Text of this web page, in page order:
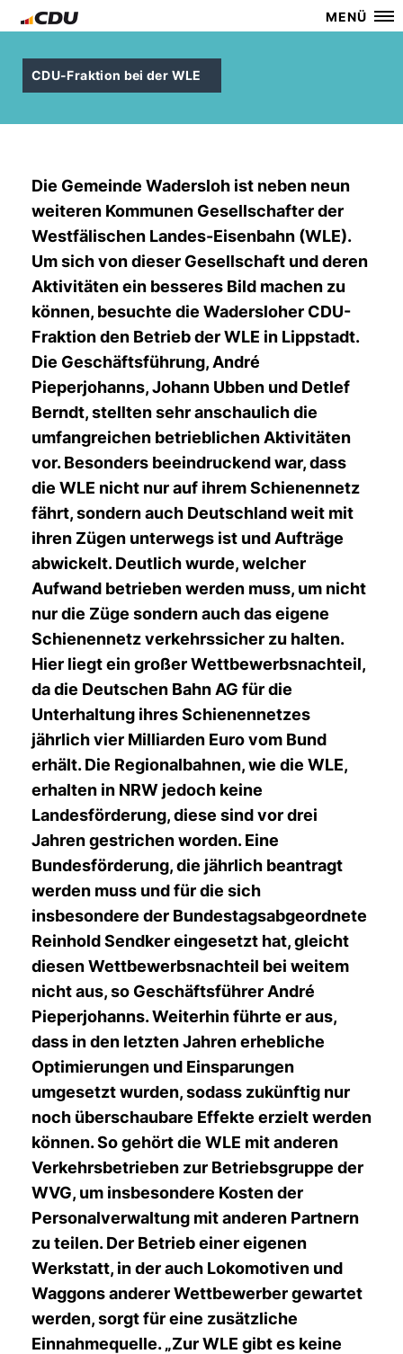
MENÜ
CDU-Fraktion bei der WLE
Die Gemeinde Wadersloh ist neben neun
weiteren Kommunen Gesellschafter der
Westfälischen Landes-Eisenbahn (WLE).
Um sich von dieser Gesellschaft und deren
Aktivitäten ein besseres Bild machen zu
können, besuchte die Wadersloher CDU-
Fraktion den Betrieb der WLE in Lippstadt.
Die Geschäftsführung, André
Pieperjohanns, Johann Ubben und Detlef
Berndt, stellten sehr anschaulich die
umfangreichen betrieblichen Aktivitäten
vor. Besonders beeindruckend war, dass
die WLE nicht nur auf ihrem Schienennetz
fährt, sondern auch Deutschland weit mit
ihren Zügen unterwegs ist und Aufträge
abwickelt. Deutlich wurde, welcher
Aufwand betrieben werden muss, um nicht
nur die Züge sondern auch das eigene
Schienennetz verkehrssicher zu halten.
Hier liegt ein großer Wettbewerbsnachteil,
da die Deutschen Bahn AG für die
Unterhaltung ihres Schienennetzes
jährlich vier Milliarden Euro vom Bund
erhält. Die Regionalbahnen, wie die WLE,
erhalten in NRW jedoch keine
Landesförderung, diese sind vor drei
Jahren gestrichen worden. Eine
Bundesförderung, die jährlich beantragt
werden muss und für die sich
insbesondere der Bundestagsabgeordnete
Reinhold Sendker eingesetzt hat, gleicht
diesen Wettbewerbsnachteil bei weitem
nicht aus, so Geschäftsführer André
Pieperjohanns. Weiterhin führte er aus,
dass in den letzten Jahren erhebliche
Optimierungen und Einsparungen
umgesetzt wurden, sodass zukünftig nur
noch überschaubare Effekte erzielt werden
können. So gehört die WLE mit anderen
Verkehrsbetrieben zur Betriebsgruppe der
WVG, um insbesondere Kosten der
Personalverwaltung mit anderen Partnern
zu teilen. Der Betrieb einer eigenen
Werkstatt, in der auch Lokomotiven und
Waggons anderer Wettbewerber gewartet
werden, sorgt für eine zusätzliche
Einnahmequelle. „Zur WLE gibt es keine